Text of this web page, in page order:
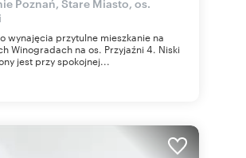
wynajęcia przytulne mieszkanie na
Winogradach na os. Przyjaźni 4. Niski
jest przy spokojnej...